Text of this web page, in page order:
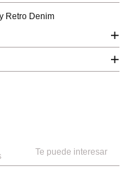
Retro Denim
+
+
Te puede interesar